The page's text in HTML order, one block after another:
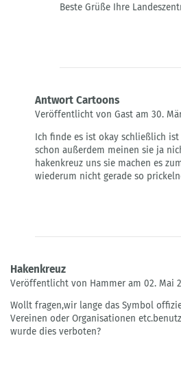
Beste Grüße Ihre
Antwort Cartoons
Veröffentlicht von Gast am 30.
auf
Hakenkreuz
u.
Cartoons
Ich finde es ist okay schließlich ist
schon außerdem meinen sie ja
hakenkreuz uns sie machen es
wiederum nicht gerade so
Hakenkreuz
Veröffentlicht von Hammer am 02. Mai
Wollt fragen,wir lange das Symbol
Vereinen oder Organisationen
wurde dies verboten?